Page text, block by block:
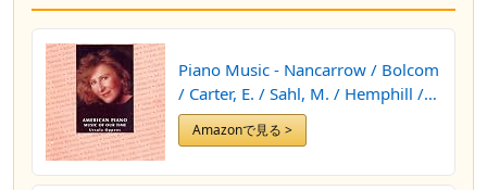
Piano Music - Nancarrow / Bolcom
/ Carter, E. / Sahl, M. / Hemphill /
Adams, J. / Foss / Rzewski /
Wuorinen / Picker / Harbison
Amazonで見る >